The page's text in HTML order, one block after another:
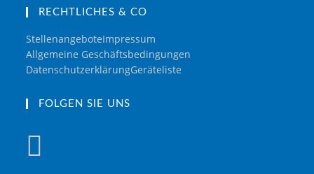
RECHTLICHES & CO
StellenangeboteImpressum
Allgemeine Geschäftsbedingungen
DatenschutzerklärungGeräteliste
FOLGEN SIE UNS